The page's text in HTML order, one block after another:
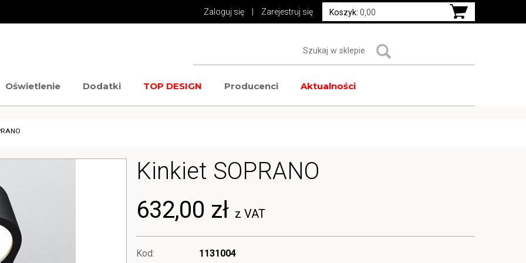
Zaloguj się Zarejestruj się Koszyk: 0,00
Oświetlenie Dodatki TOP DESIGN Producenci Aktualności
Kinkiet SOPRANO
632,00 zł z VAT
Kod:
1131004